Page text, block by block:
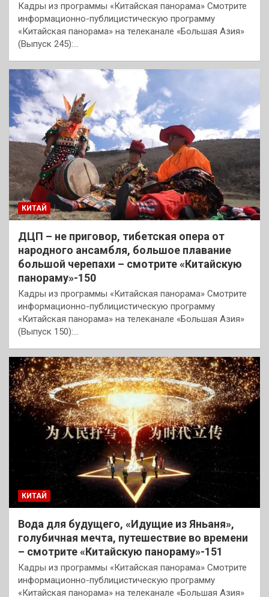
Кадры из программы «Китайская панорама» Смотрите
информационно-публицистическую программу
«Китайская панорама» на телеканале «Большая Азия»
(Выпуск 245):…
КИТАЙ
ДЦП – не приговор, тибетская опера от
народного ансамбля, большое плавание
большой черепахи – смотрите «Китайскую
панораму»-150
Кадры из программы «Китайская панорама» Смотрите
информационно-публицистическую программу
«Китайская панорама» на телеканале «Большая Азия»
(Выпуск 150):…
КИТАЙ
Вода для будущего, «Идущие из Яньаня»,
голубичная мечта, путешествие во времени
– смотрите «Китайскую панораму»-151
Кадры из программы «Китайская панорама» Смотрите
информационно-публицистическую программу
«Китайская панорама» на телеканале «Большая Азия»